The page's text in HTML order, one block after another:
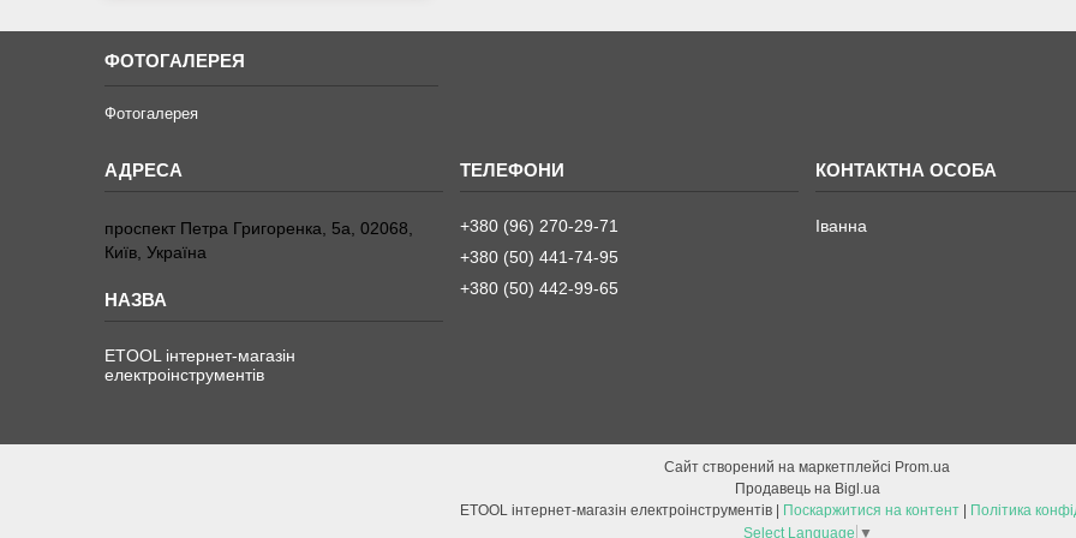
ФОТОГАЛЕРЕЯ
Фотогалерея
проспект Петра Григоренка, 5а, 02068,
Київ, Україна
ETOOL інтернет-магазін
електроінструментів
+380 (96) 270-29-71
+380 (50) 441-74-95
+380 (50) 442-99-65
Іванна
Сайт створений на маркетплейсі Prom.ua
Продавець на Bigl.ua
Поскаржитися на контент
Політика
Select Language ▼